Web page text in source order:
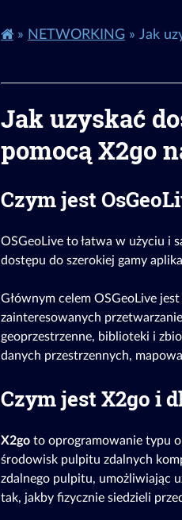
» NETWORKING » Jak
Jak uzyskać
pomocą X2go
Czym jest
OSGeoLive to łatwa w użyciu i
dostępu do szerokiej gamy
Głównym celem OSGeoLive
zainteresowanych
geoprzestrzenne, biblioteki i
danych przestrzennych,
Czym jest X2go i
X2goto oprogramowanie typu
środowisk pulpitu zdalnych
zdalnego pulpitu, umożliwiając
tak, jakby fizycznie siedzieli